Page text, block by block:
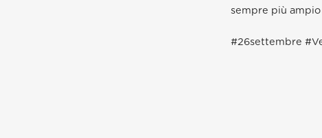
sempre più
#26settembre